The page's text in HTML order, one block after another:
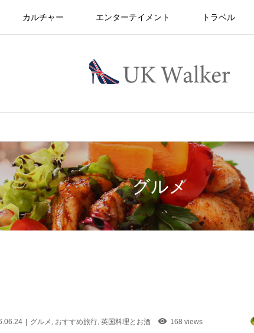
カルチャー エンターテイメント トラベル
グルメ
グルメ , おすすめ旅行,英国料理とお酒 168 views